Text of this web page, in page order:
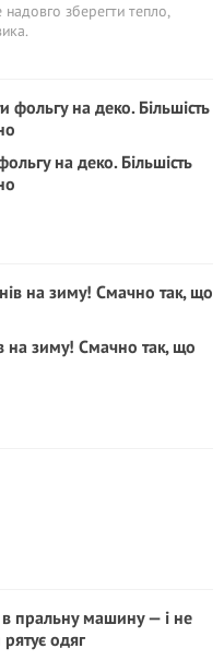
зберегти тепло,
на деко. Більшість
на зиму! Смачно так, що